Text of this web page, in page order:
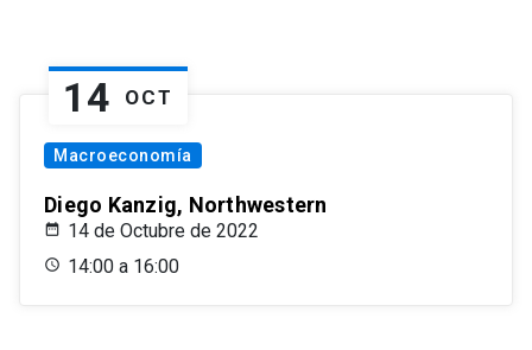
14 OCT
Macroeconomía
Diego Kanzig, Northwestern
14 de Octubre de 2022
14:00 a 16:00